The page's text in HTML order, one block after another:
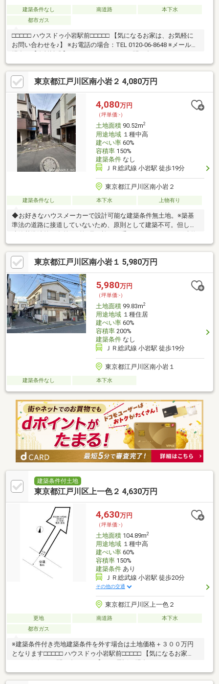
建築条件なし 南道路
本下水
都市ガス
□□□□□ ハウスドゥ小岩駅前□□□□□ 【気になるお家は、お気軽に
お問い合わせを♪】 ※お電話の場合：TEL 0120-06-8648 ※メールの
場合：【資料請求】ボタンをクリックでお問い合わせください。
東京都江戸川区南小岩２ 4,080万円
4,080万円
（坪単価:-）
土地面積90.52m2
用途地域１種中高
建ぺい率60%
容積率150%
建築条件なし
ＪＲ総武線 小岩駅 徒歩19分
東京都江戸川区南小岩２
建築条件なし 本下水 上物有り
◆お好きなハウスメーカーで設計可能な建築条件無土地。※築基
準法の道路に接道していないため、原則として建築不可。但し、
建築基準法第43条第2項第2号の許可を受けることができれば建物
の建築可。（建築審査会の同意要）※現況有姿で引渡し
東京都江戸川区南小岩１ 5,980万円
5,980万円
（坪単価:-）
土地面積99.83m2
用途地域１種住居
建ぺい率60%
容積率200%
建築条件なし
ＪＲ総武線 小岩駅 徒歩19分
東京都江戸川区南小岩１
建築条件なし 本下水
建築条件付土地
東京都江戸川区上一色２ 4,630万円
4,630万円
（坪単価:-）
土地面積104.89m2
用途地域１種中高
建ぺい率60%
容積率150%
建築条件あり
ＪＲ総武線 小岩駅 徒歩20分
その他の交通
東京都江戸川区上一色２
更地 南道路
本下水
都市ガス
※建築条件付き売地建築条件を外す場合は土地価格＋３００万円
となります□□□□□ ハウスドゥ小岩駅前□□□□□ 【気になるお家
8648 ※メールの場合：【資料請求】ボタンをクリックでお問い合
わせください。